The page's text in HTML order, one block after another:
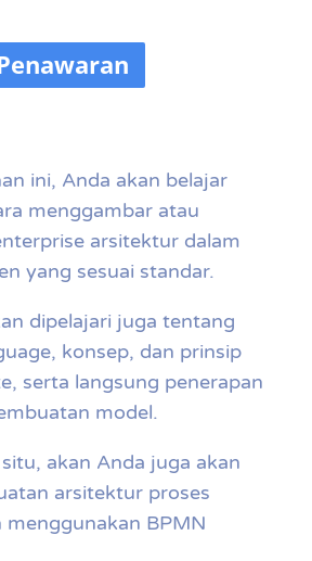
ini, Anda akan belajar
menggambar atau
arsitektur dalam
yang sesuai standar.
dipelajari juga tentang
konsep, dan prinsip
serta langsung penerapan
model.
akan Anda juga akan
arsitektur proses
menggunakan BPMN